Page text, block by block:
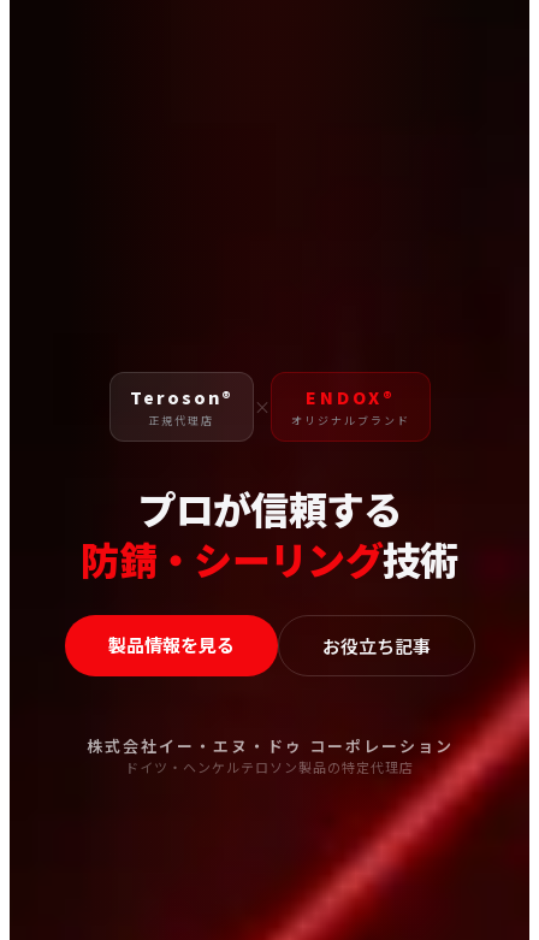
Teroson®
正規代理店
× ENDOX®
オリジナルブランド
プロが信頼する
防錆・シーリング技術
製品情報を見る お役立ち記事
株式会社イー・エヌ・ドゥ コーポレーション
ドイツ・ヘンケルテロソン製品の特定代理店